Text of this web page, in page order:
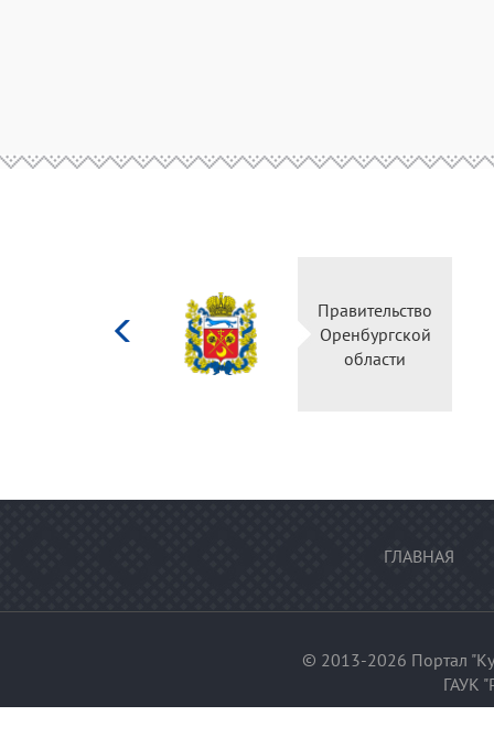
культуры
Российской
Правительство
Оренбургской
области
ГЛАВНАЯ
© 2013-2026 Портал
ГАУК